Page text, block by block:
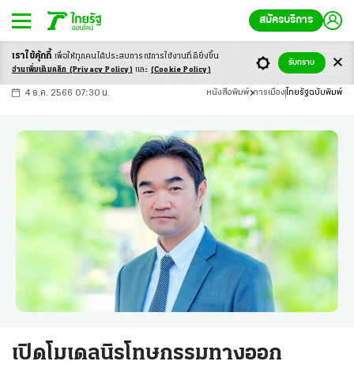
สมัครบริการ
-ก ก ก+
4 ธ.ค. 2566 07:30 น. หนังสือพิมพ์ การเมือง ไทยรัฐฉบับพิมพ์
เปิดโมเดลนิรโทษกรรมทางออก
เราใช้คุ้กกี้ เพื่อให้ทุกคนได้ประสบการณ์การใช้งานที่ดียิ่งขึ้น
อ่านเพิ่มเติมคลิก (Privacy Policy) และ (Cookie Policy)
รับทราบ